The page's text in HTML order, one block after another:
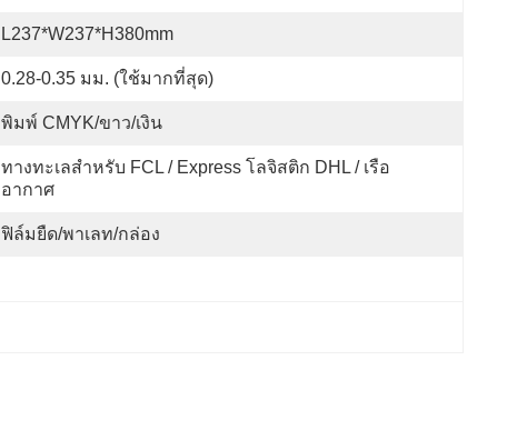
L237*W237*H380mm
0.28-0.35 มม. (ใช้มากที่สุด)
พิมพ์ CMYK/ขาว/เงิน
ทางทะเลสำหรับ FCL / Express โลจิสติก DHL / เรือ
อากาศ
ฟิล์มยืด/พาเลท/กล่อง